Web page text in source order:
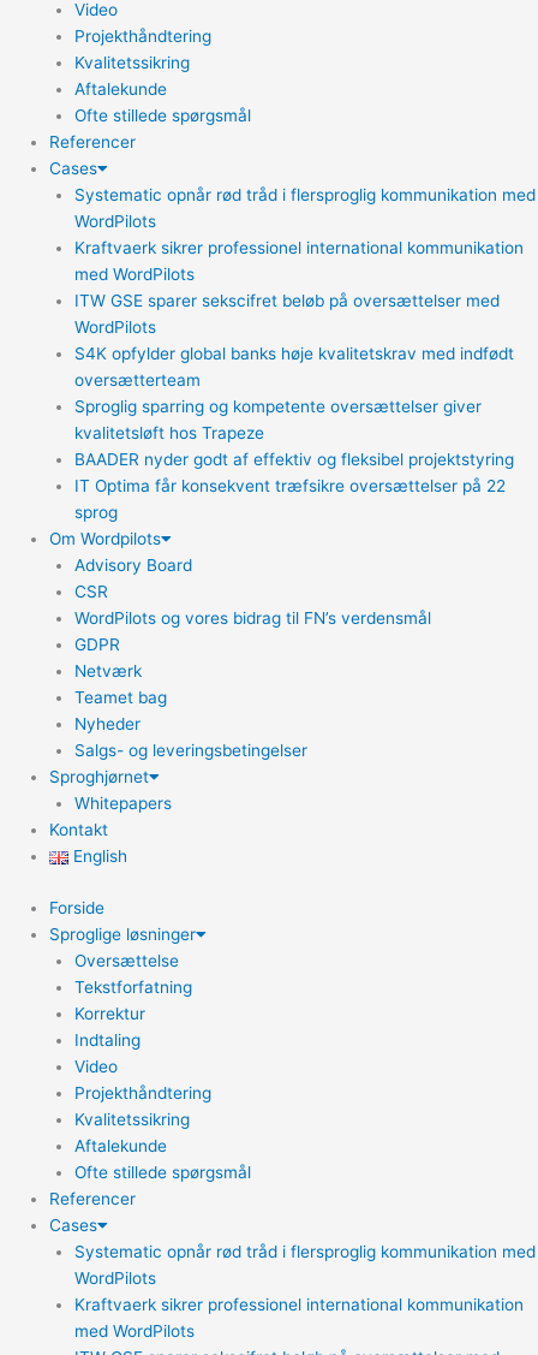
Video
Projekthåndtering
Kvalitetssikring
Aftalekunde
Ofte stillede spørgsmål
Referencer
Cases
Systematic opnår rød tråd i flersproglig kommunikation med
WordPilots
Kraftvaerk sikrer professionel international kommunikation
med WordPilots
ITW GSE sparer sekscifret beløb på oversættelser med
WordPilots
S4K opfylder global banks høje kvalitetskrav med indfødt
oversætterteam
Sproglig sparring og kompetente oversættelser giver
kvalitetsløft hos Trapeze
BAADER nyder godt af effektiv og fleksibel projektstyring
IT Optima får konsekvent træfsikre oversættelser på 22
sprog
Om Wordpilots
Advisory Board
CSR
WordPilots og vores bidrag til FN’s verdensmål
GDPR
Netværk
Teamet bag
Nyheder
Salgs- og leveringsbetingelser
Sproghjørnet
Whitepapers
Kontakt
English
Forside
Sproglige løsninger
Oversættelse
Tekstforfatning
Korrektur
Indtaling
Video
Projekthåndtering
Kvalitetssikring
Aftalekunde
Ofte stillede spørgsmål
Referencer
Cases
Systematic opnår rød tråd i flersproglig kommunikation med
WordPilots
Kraftvaerk sikrer professionel international kommunikation
med WordPilots